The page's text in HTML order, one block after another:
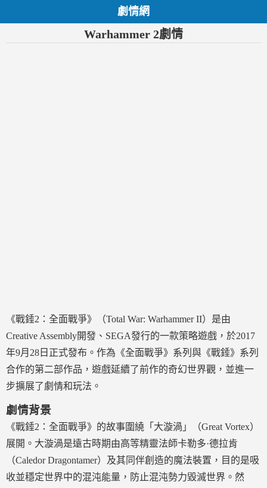
劇情網
Warhammer 2劇情
《戰錘2：全面戰爭》（Total War: Warhammer II）是由
Creative Assembly開發、SEGA發行的一款策略遊戲，於2017
年9月28日正式發布。作為《全面戰爭》系列與《戰錘》系列
合作的第二部作品，遊戲延續了前作的奇幻世界觀，並進一
步擴展了劇情和玩法。
劇情背景
《戰錘2：全面戰爭》的故事圍繞「大漩渦」（Great Vortex）
展開。大漩渦是遠古時期由高等精靈法師卡勒多·德拉肯
（Caledor Dragontamer）及其同伴創造的魔法裝置，目的是吸
收並穩定世界中的混沌能量，防止混沌勢力毀滅世界。然